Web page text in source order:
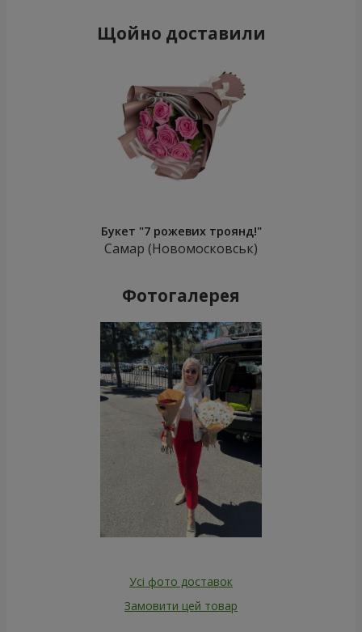
Щойно доставили
Букет "7 рожевих троянд!"
Самар (Новомосковськ)
Фотогалерея
Усі фото доставок
Замовити цей товар